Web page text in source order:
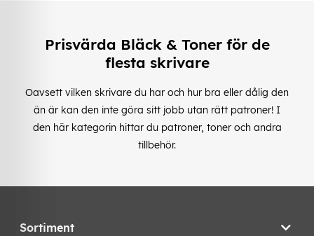
Prisvärda Bläck & Toner för de
flesta skrivare
Oavsett vilken skrivare du har och hur bra eller dålig den
än är kan den inte göra sitt jobb utan rätt patroner! I
den här kategorin hittar du patroner, toner och andra
tillbehör.
Sortiment